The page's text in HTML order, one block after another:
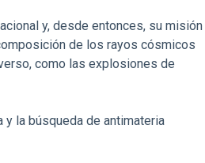
y, desde entonces, su misión
de los rayos cósmicos
como las explosiones de
la búsqueda de antimateria